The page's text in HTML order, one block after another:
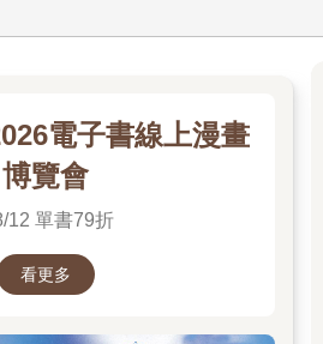
電子書線上漫畫
博覽會
12 單書79折
看更多